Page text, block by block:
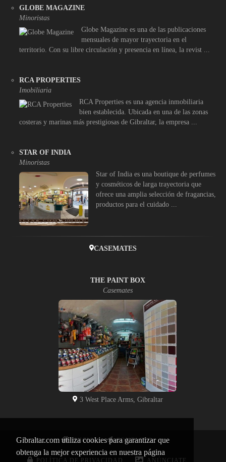
Gibraltar.com utiliza cookies para garantizar que
obtenga la mejor experiencia en nuestra página
GLOBE MAGAZINE
Minoristas
Globe Magazine es una de las publicaciones
mensuales de mayor trayectoria en el
territorio. Con su libre circulación y presencia en línea, la revist ...
RCA PROPERTIES
Imobiliaria
RCA Properties es una agencia inmobiliaria
bien establecida. Ubicada en una de las zonas
costeras y marinas más prestigiosas de Gibraltar, la empresa ...
STAR OF INDIA
Minoristas
Star of India es una boutique de perfumes
y cosméticos de larga trayectoria que
ofrece una amplia selección de fragancias,
productos para el cuidado ...
CASEMATES
THE PAINT BOX
Casemates
3 West Place Arms, Gibraltar
INICIO CONTACTO
POLÍTICA DE PRIVACIDAD ANÚNCIATE